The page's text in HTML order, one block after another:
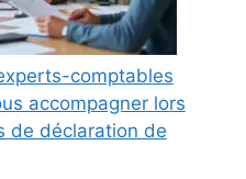
comptables
accompagner lors
de déclaration de